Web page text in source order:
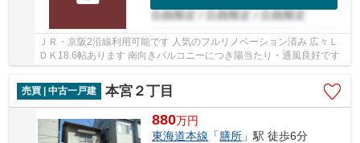
ＪＲ・京阪2沿線利用可能です 人気のフルリノベーション済み 広々Ｌ
ＤＫ18.6帖あります 南向きバルコニーにつき陽当たり・通風良好です
売買 | 中古一戸建 本宮２丁目
880万円
東海道本線 「膳所 」駅 徒歩6分